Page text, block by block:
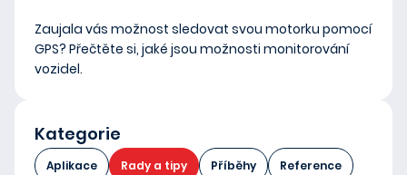
Zaujala vás možnost sledovat svou motorku pomocí
GPS? Přečtěte si, jaké jsou možnosti monitorování
vozidel.
Kategorie
Aplikace Rady a tipy Příběhy Reference